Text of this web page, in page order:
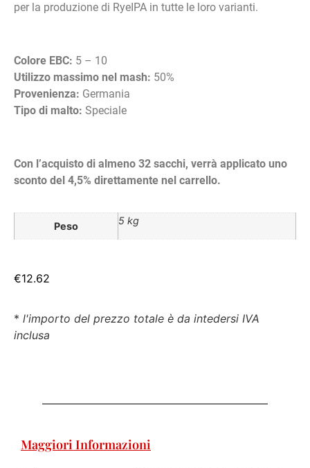
per la produzione di RyeIPA in tutte le loro varianti.
Colore EBC: 5 – 10
Utilizzo massimo nel mash: 50%
Provenienza: Germania
Tipo di malto: Speciale
Con l’acquisto di almeno 32 sacchi, verrà applicato uno
sconto del 4,5% direttamente nel carrello.
Peso 5 kg
€12.62
* l'importo del prezzo totale è da intedersi IVA
inclusa
Maggiori Informazioni